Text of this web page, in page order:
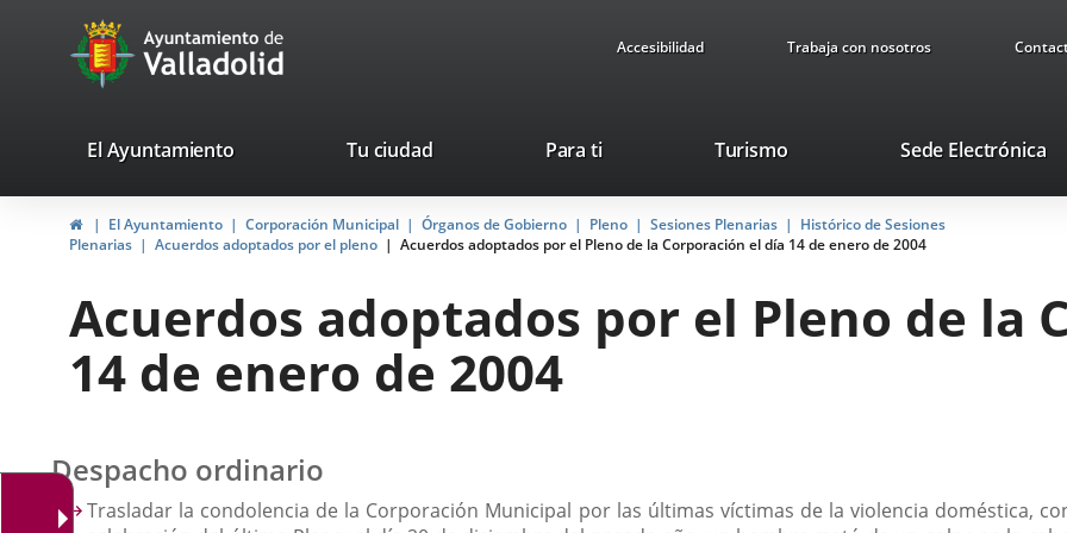
Portal
Web
Ayuntamiento
de
Valladolid
Accesibilidad Trabaja con nosotros
valladolid.es
El Ayuntamiento Tu ciudad Para ti TurismoThis
will
open
in
pop-
up
Sede Electrónica
HomeEl Ayuntamiento Corporación Municipal Órganos de Gobierno Pleno Sesiones Plenarias
Histórico de Sesiones
Plenarias
Acuerdos adoptados por el pleno Acuerdos adoptados por el Pleno de la Corporación el día 14 de enero de 2004
Acuerdos adoptados por el Pleno de la
14 de enero de 2004
Despacho ordinario
Trasladar la condolencia de la Corporación Municipal por las últimas víctimas de la violencia doméstica,